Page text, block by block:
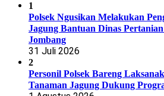
1
Polsek Ngusikan Melakukan
Jagung Bantuan Dinas
Jombang
31 Juli 2026
2
Personil Polsek Bareng
Tanaman Jagung Dukung